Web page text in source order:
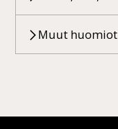
Muut huomiot